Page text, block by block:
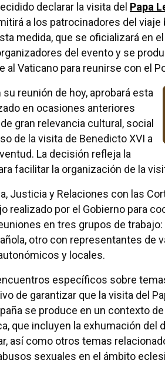
declarar la visita del Papa
a los patrocinadores del
medida, que se oficializará en
del evento y se
al Vaticano para reunirse con el
reunión de hoy, aprobará esta
en ocasiones anteriores
gran relevancia cultural, social
de la visita de Benedicto XVI a
La decisión refleja la
facilitar la organización de la
Justicia y Relaciones con las
realizado por el Gobierno para
en tres grupos de
otro con representantes de
y locales.
específicos sobre
de garantizar que la visita del
se produce en un contexto
que incluyen la exhumación del
así como otros temas
sexuales en el ámbito